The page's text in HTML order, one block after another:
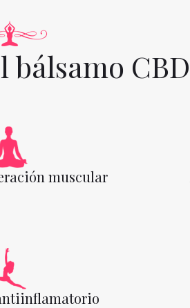
bálsamo CBD
muscular